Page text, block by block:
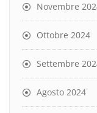
Novembre
Ottobre 2024
Settembre
Agosto 2024